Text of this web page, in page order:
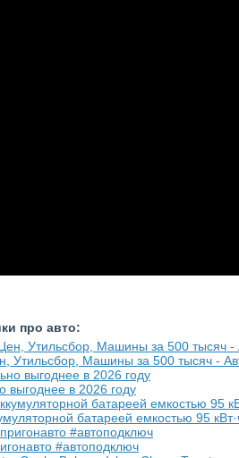
про авто:
Машины за 500 тысяч -
выгоднее в 2026 году
батареей емкостью 95
#автоподключ